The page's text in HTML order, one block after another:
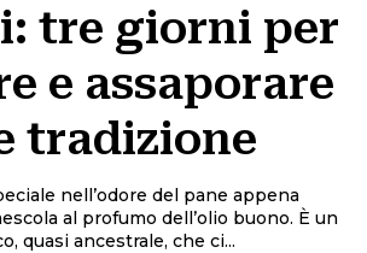
tre giorni per
e assaporare
tradizione
nell’odore del pane appena
al profumo dell’olio buono. È un
quasi ancestrale, che ci...